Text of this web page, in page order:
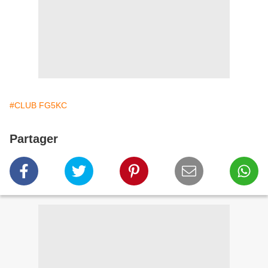
#CLUB FG5KC
Partager